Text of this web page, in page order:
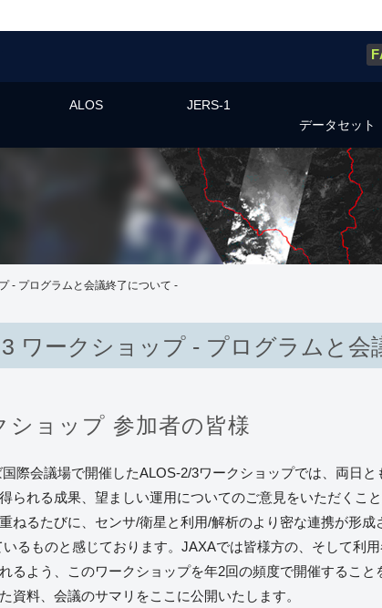
ALOS
JERS-1
データセット
- プログラムと会議終了について -
ワークショップ - プログラムと会
ョップ 参加者の皆様
際会議場で開催したALOS-2/3ワークショップでは、両日
られる成果、望ましい運用についてのご意見をいただくこ
ねるたびに、センサ/衛星と利用/解析のより密な連携が形
るものと感じております。JAXAでは皆様方の、そして利
るよう、このワークショップを年2回の頻度で開催するこ
資料、会議のサマリをここに公開いたします。